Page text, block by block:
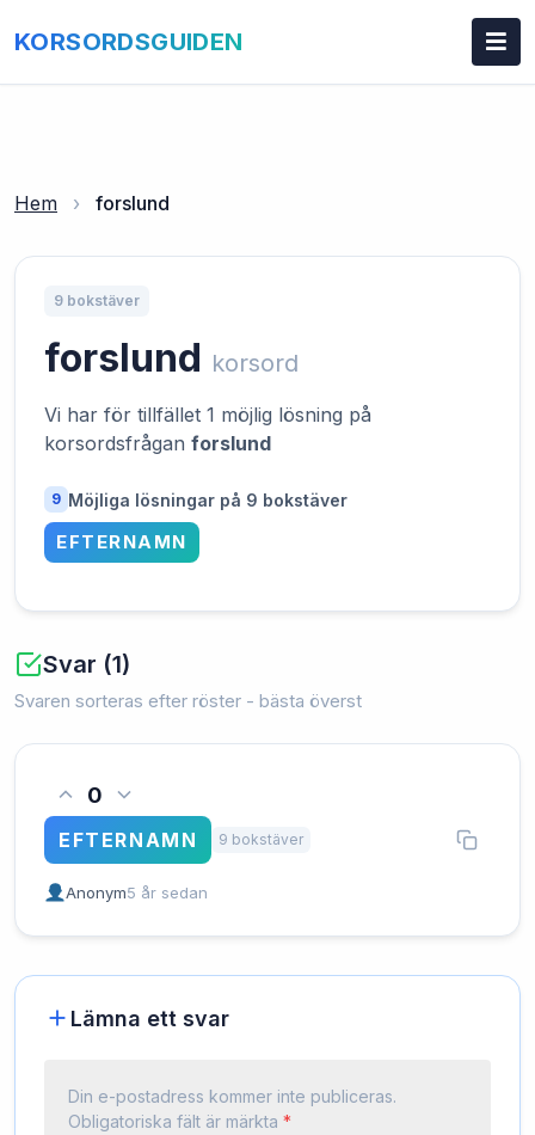
KORSORDSGUIDEN
Hem › forslund
9 bokstäver
forslund korsord
Vi har för tillfället 1 möjlig lösning på
korsordsfrågan forslund
9 Möjliga lösningar på 9 bokstäver
EFTERNAMN
Svar (1)
Svaren sorteras efter röster - bästa överst
0
EFTERNAMN 9 bokstäver
Anonym5 år sedan
Lämna ett svar
Din e-postadress kommer inte publiceras.
Obligatoriska fält är märkta *